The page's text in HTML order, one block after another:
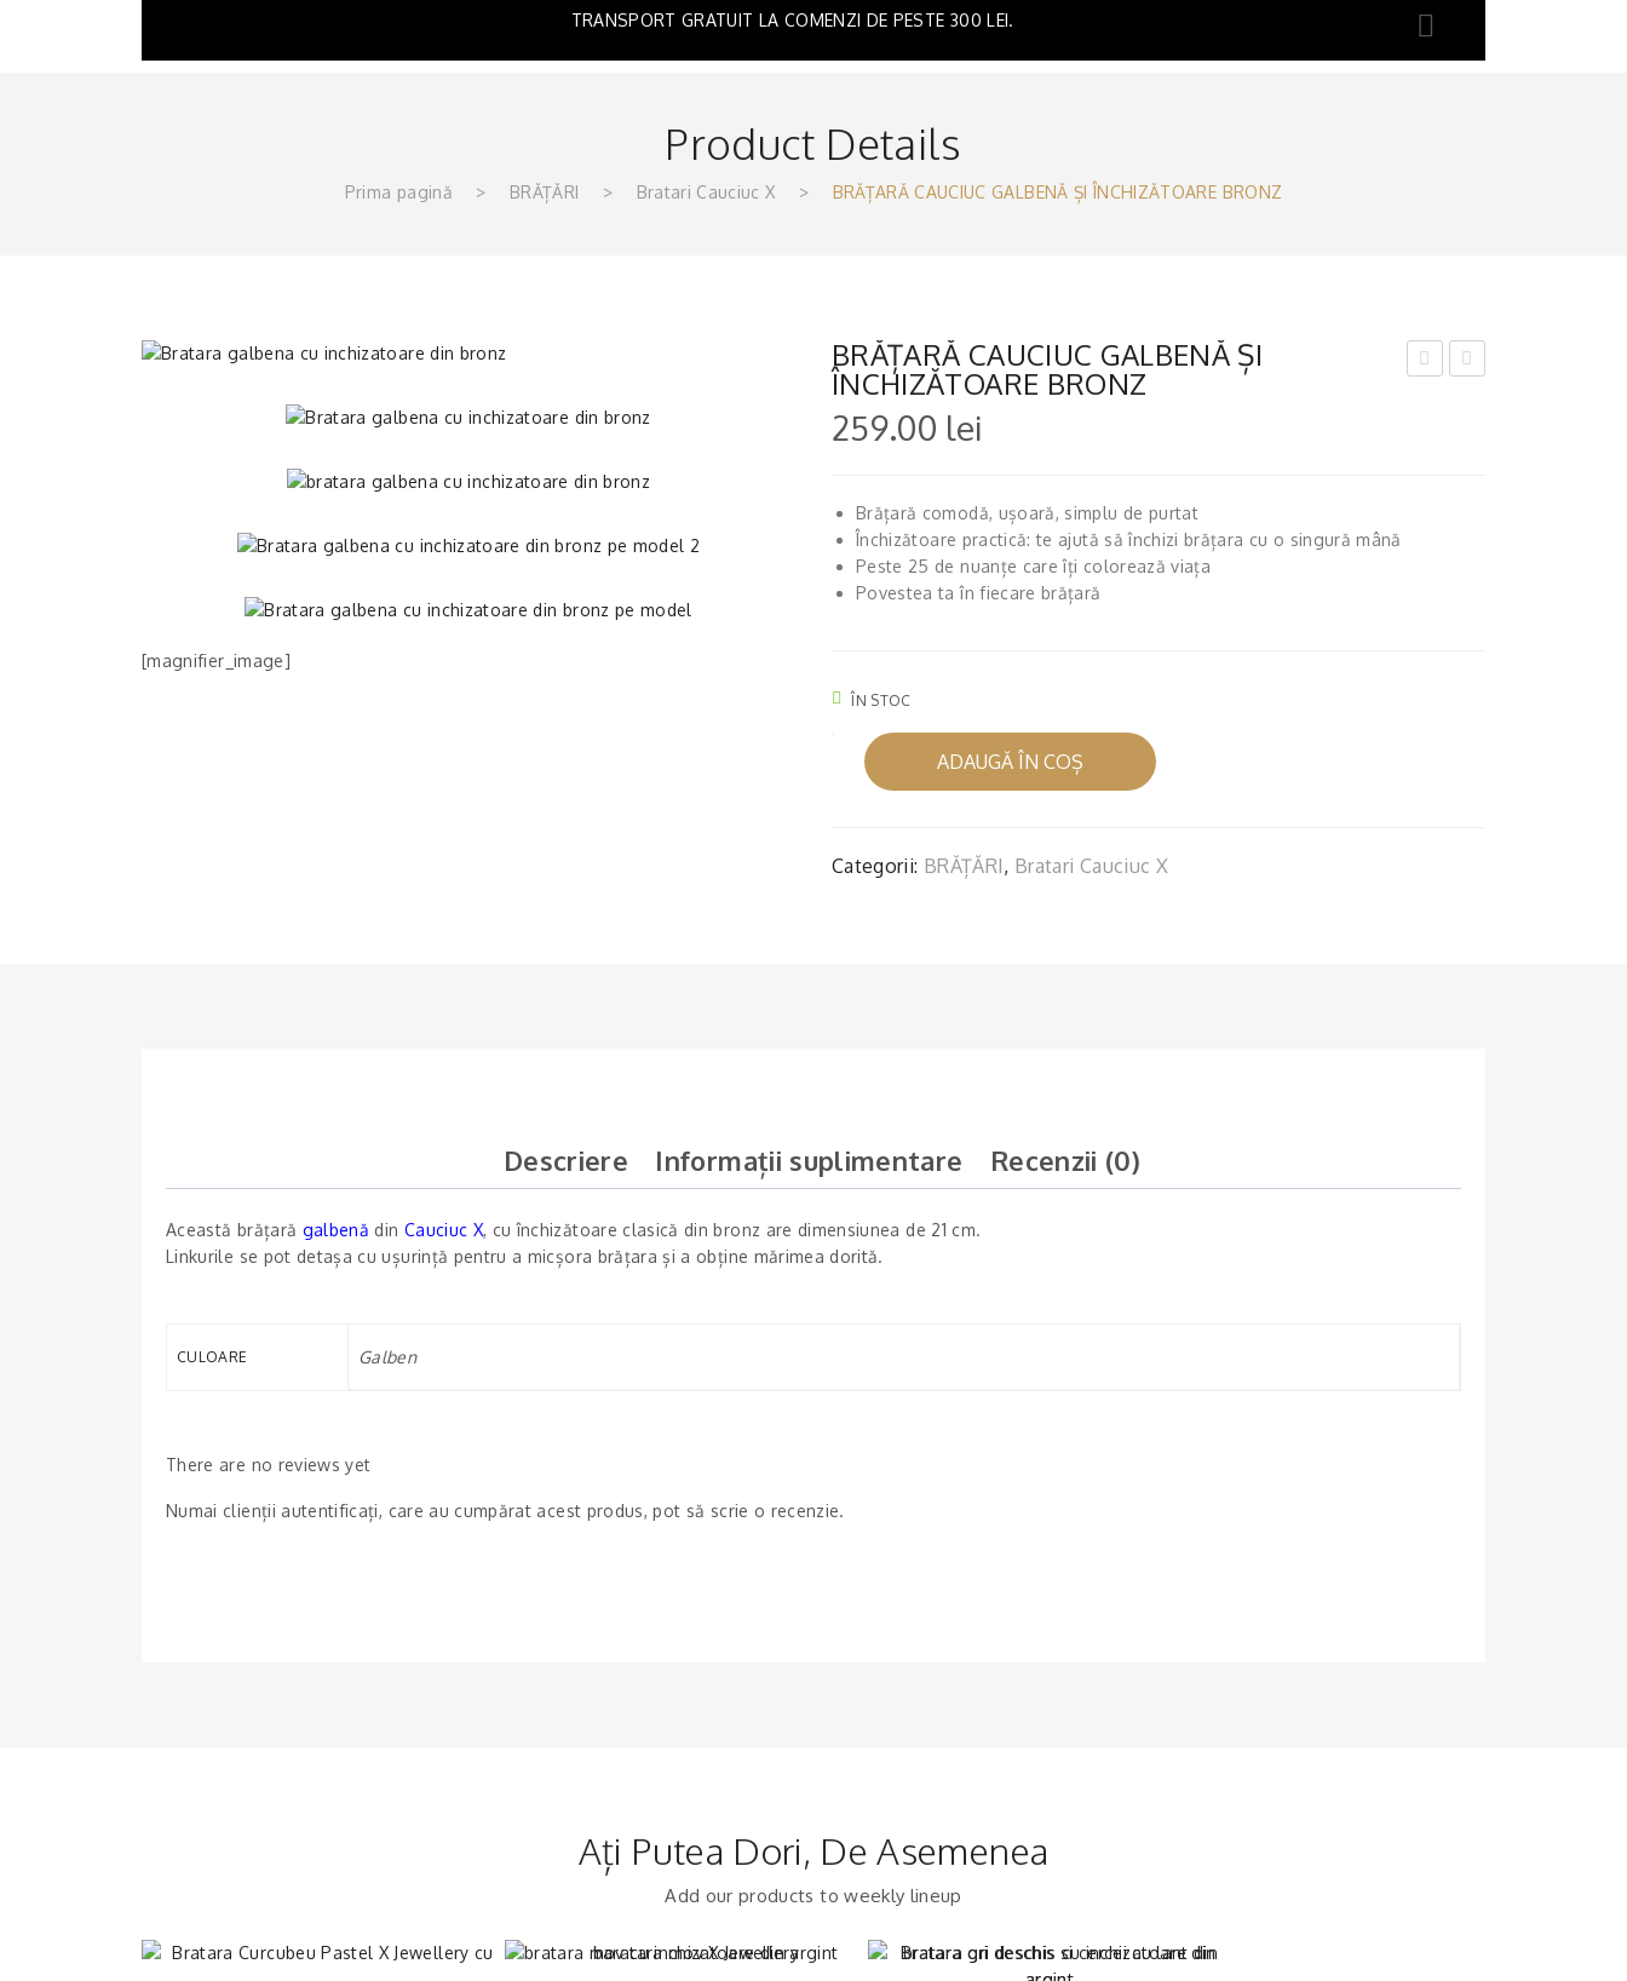
TRANSPORT GRATUIT LA COMENZI DE PESTE 300 LEI.
Product Details
Prima pagină > BRĂȚĂRI > Bratari Cauciuc X > BRĂȚARĂ CAUCIUC GALBENĂ ȘI ÎNCHIZĂTOARE BRONZ
[magnifier_image]
BRĂȚARĂ CAUCIUC GALBENĂ ȘI
ÎNCHIZĂTOARE BRONZ
259.00 lei
Brățară comodă, ușoară, simplu de purtat
Închizătoare practică: te ajută să închizi brățara cu o singură mână
Peste 25 de nuanțe care îți colorează viața
Povestea ta în fiecare brățară
ÎN STOC
Cantitate
BRĂȚARĂ
ÎNCHIZĂTOARE
ADAUGĂ ÎN COȘ
Categorii: BRĂȚĂRI, Bratari Cauciuc X
Descriere Informații suplimentare Recenzii (0)
Această brățară galbenă din Cauciuc X, cu închizătoare clasică din bronz are dimensiunea de 21 cm.
Linkurile se pot detașa cu ușurință pentru a micșora brățara și a obține mărimea dorită.
CULOARE Galben
There are no reviews yet
Numai clienții autentificați, care au cumpărat acest produs, pot să scrie o recenzie.
Ați Putea Dori, De Asemenea
Add our products to weekly lineup